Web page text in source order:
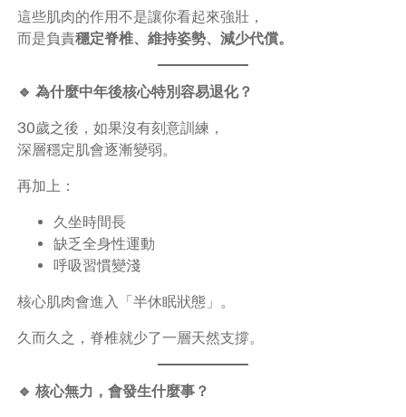
這些肌肉的作用不是讓你看起來強壯，
而是負責穩定脊椎、維持姿勢、減少代償。
🔹 為什麼中年後核心特別容易退化？
30歲之後，如果沒有刻意訓練，
深層穩定肌會逐漸變弱。
再加上：
久坐時間長
缺乏全身性運動
呼吸習慣變淺
核心肌肉會進入「半休眠狀態」。
久而久之，脊椎就少了一層天然支撐。
🔹 核心無力，會發生什麼事？